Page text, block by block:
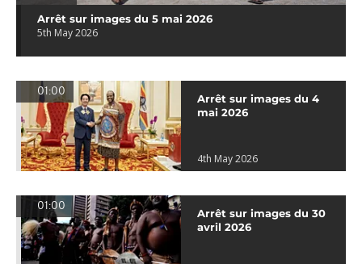
Arrêt sur images du 5 mai 2026
5th May 2026
01:00
Arrêt sur images du 4
mai 2026
4th May 2026
01:00
Arrêt sur images du 30
avril 2026